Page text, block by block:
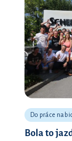
Do práce na
Bola to